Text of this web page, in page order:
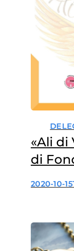
«Ali di
di
2020-10-